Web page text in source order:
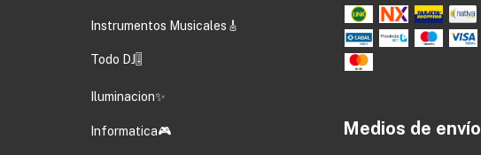
Instrumentos Musicales🎸
Todo DJ🎚️
Iluminacion✨
Informatica🎮 Medios de envío